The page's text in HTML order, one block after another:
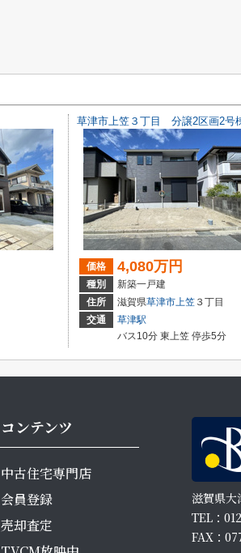
草津市上笠３丁目 分譲2区画2号
価格 4,080万円
種別
新築一戸建
住所
滋賀県草津市上笠 ３丁目
交通
草津駅
バス10分 東上笠 停歩5分
コンテンツ
中古住宅専門店
会員登録
売却査定
滋賀県大
TEL：
FAX：